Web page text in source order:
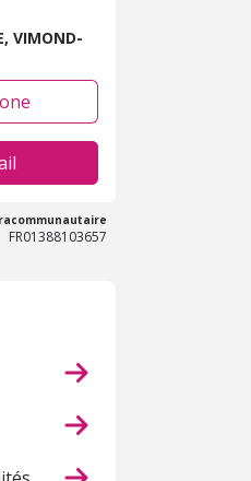
VIMOND-
FR01388103657